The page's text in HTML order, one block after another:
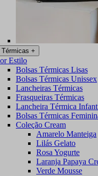
Térmicas +
Estilo
Bolsas Térmicas Lisas
Bolsas Térmicas Unissex
Lancheiras Térmicas
Frasqueiras Térmicas
Lancheira Térmica
Bolsas Térmicas
Coleção Cream
Amarelo Manteiga
Lilás Gelato
Rosa Yogurte
Laranja Papaya
Verde Mousse